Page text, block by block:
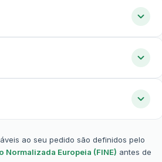
ao seu pedido são definidos pelo
Normalizada Europeia (FINE) antes de